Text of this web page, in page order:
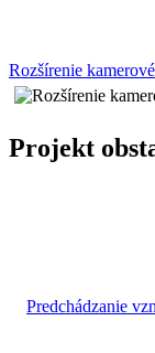
Rozšírenie
Projekt
Predchádzanie